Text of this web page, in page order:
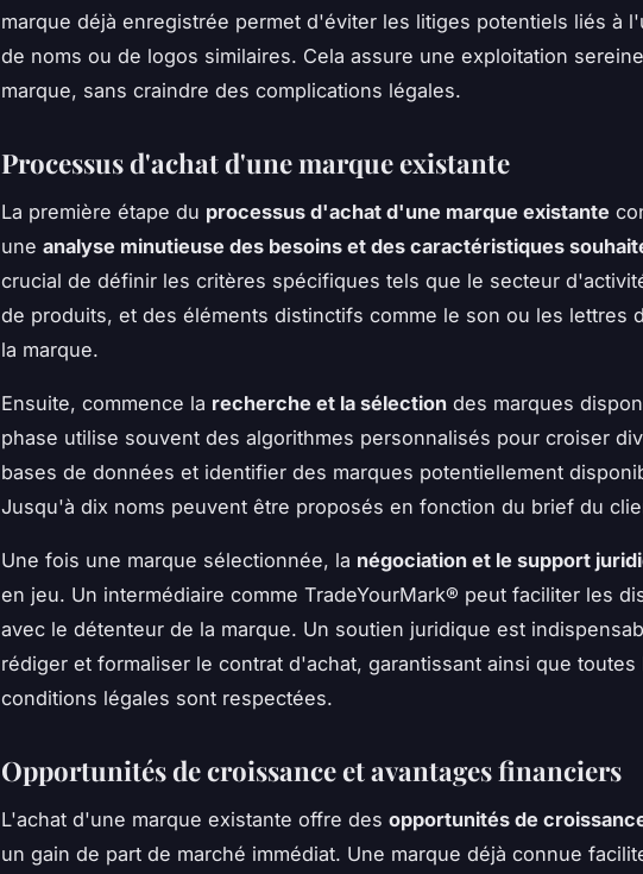
marque déjà enregistrée permet d'éviter les litiges potentiels liés à
de noms ou de logos similaires. Cela assure une exploitation
marque, sans craindre des complications légales.
Processus d'achat d'une marque existante
La première étape du processus d'achat d'une marque existante
une analyse minutieuse des besoins et des caractéristiques
crucial de définir les critères spécifiques tels que le secteur
de produits, et des éléments distinctifs comme le son ou les lettres
la marque.
Ensuite, commence la recherche et la sélection des marques
phase utilise souvent des algorithmes personnalisés pour croiser
bases de données et identifier des marques potentiellement
Jusqu'à dix noms peuvent être proposés en fonction du brief du
Une fois une marque sélectionnée, la négociation et le support
en jeu. Un intermédiaire comme TradeYourMark® peut faciliter les
avec le détenteur de la marque. Un soutien juridique est
rédiger et formaliser le contrat d'achat, garantissant ainsi que toutes
conditions légales sont respectées.
Opportunités de croissance et avantages financiers
L'achat d'une marque existante offre des opportunités de
un gain de part de marché immédiat. Une marque déjà connue